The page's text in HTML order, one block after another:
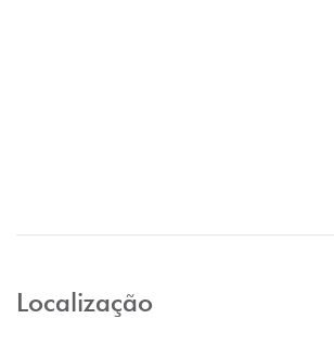
Localização